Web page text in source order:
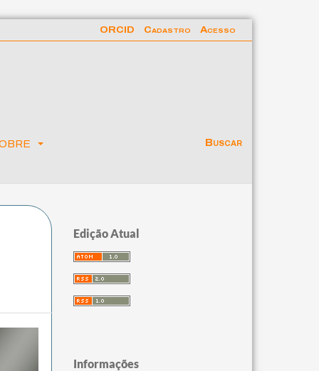
Buscar
ORCID Cadastro Acesso
Edição Atual
Informações